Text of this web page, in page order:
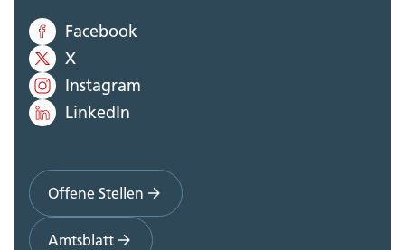
Facebook
X
Instagram
LinkedIn
Offene Stellen
Amtsblatt